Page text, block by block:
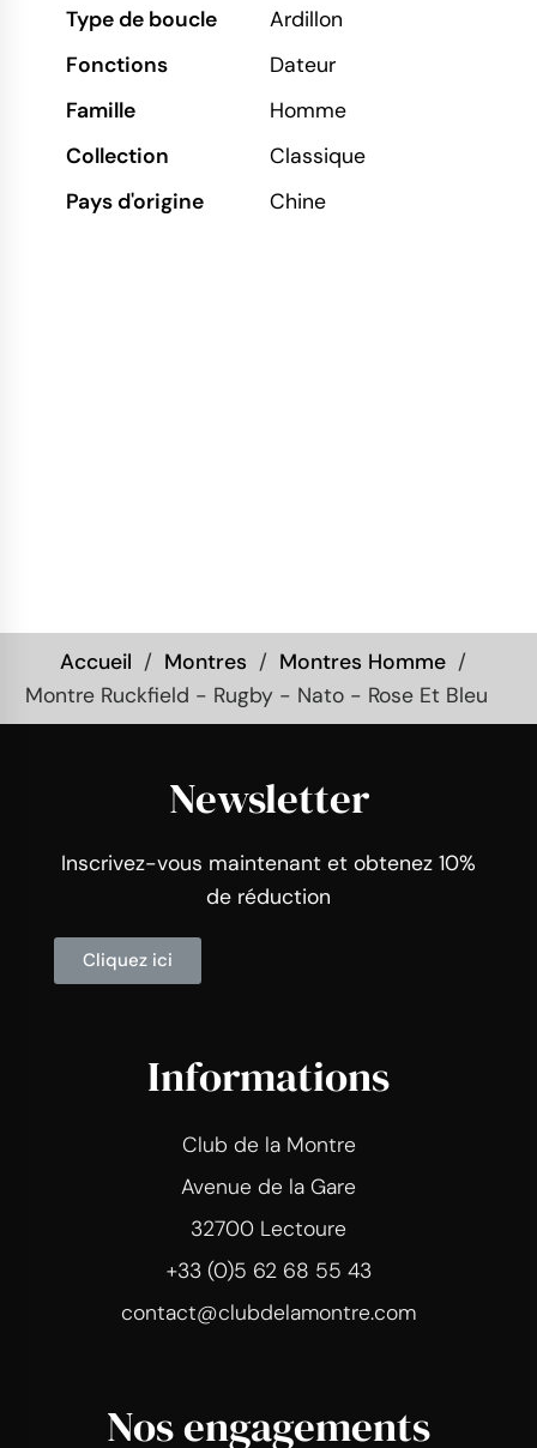
Type de boucle
Ardillon
Fonctions
Dateur
Famille
Homme
Collection
Classique
Pays d'origine
Chine
Accueil Montres
Montres Homme
Montre Ruckfield - Rugby - Nato - Rose Et Bleu
Newsletter
Inscrivez-vous maintenant et obtenez 10%
de réduction
Cliquez ici
Informations
Club de la Montre
Avenue de la Gare
32700 Lectoure
+33 (0)5 62 68 55 43
contact@clubdelamontre.com
Nos engagements